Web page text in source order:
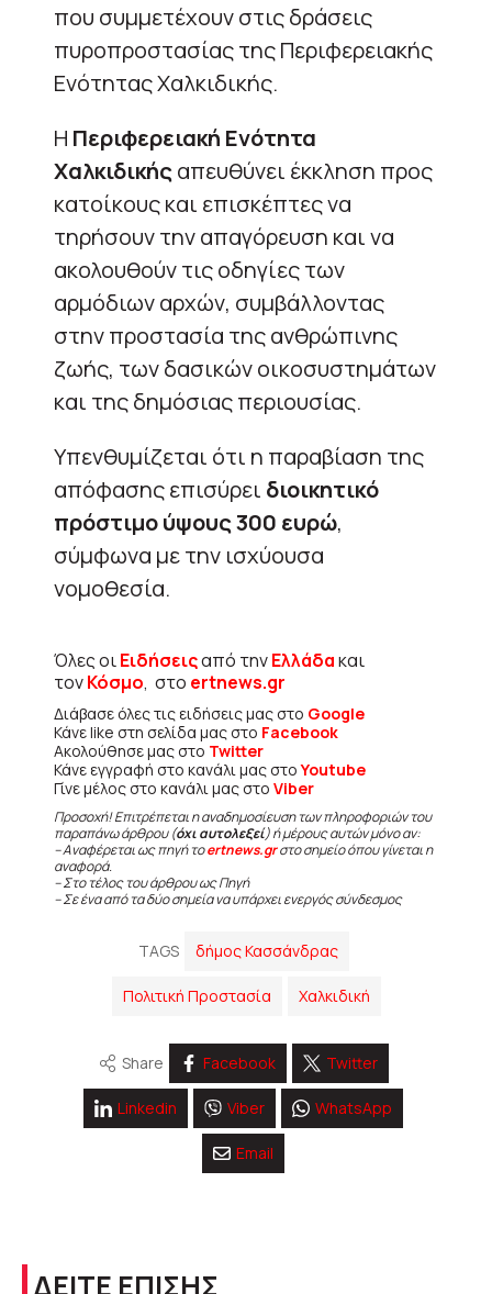
που συμμετέχουν στις δράσεις
πυροπροστασίας της Περιφερειακής
Ενότητας Χαλκιδικής.
Η Περιφερειακή Ενότητα
Χαλκιδικήςαπευθύνει έκκληση προς
κατοίκους και επισκέπτες να
τηρήσουν την απαγόρευση και να
ακολουθούν τις οδηγίες των
αρμόδιων αρχών, συμβάλλοντας
στην προστασία της ανθρώπινης
ζωής, των δασικών οικοσυστημάτων
και της δημόσιας περιουσίας.
Υπενθυμίζεται ότι η παραβίαση της
απόφασης επισύρει διοικητικό
πρόστιμο ύψους 300 ευρώ,
σύμφωνα με την ισχύουσα
νομοθεσία.
Όλες οιΕιδήσειςαπό τηνΕλλάδακαι
τονΚόσμο, στο ertnews.gr
Διάβασε όλες τις ειδήσεις μας στο Google
Κάνε like στη σελίδα μας στο Facebook
Ακολούθησε μας στο Twitter
Κάνε εγγραφή στο κανάλι μας στοYoutube
Γίνε μέλος στο κανάλι μας στο Viber
Προσοχή! Επιτρέπεται η αναδημοσίευση των πληροφοριών του
παραπάνω άρθρου (όχι αυτολεξεί) ή μέρους αυτών μόνο αν:
– Αναφέρεται ως πηγή τοertnews.grστο σημείο όπου γίνεται η
αναφορά.
– Στο τέλος του άρθρου ως Πηγή
– Σε ένα από τα δύο σημεία να υπάρχει ενεργός σύνδεσμος
TAGS δήμος Κασσάνδρας
Πολιτική Προστασία Χαλκιδική
Share Facebook Twitter
Linkedin Viber WhatsApp
Email
ΔΕΙΤΕ ΕΠΙΣΗΣ